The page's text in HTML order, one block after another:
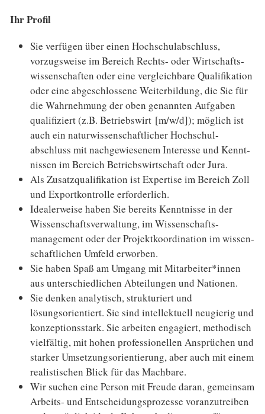
Ihr Profil
Sie verfügen über einen Hochschulabschluss,
vorzugsweise im Bereich Rechts- oder Wirt­schafts­
wissen­schaften oder eine vergleichbare Qualifi­kation
oder eine abgeschlos­sene Weiterbildung, die Sie für
die Wahrnehmung der oben genannten Aufgaben
qualifiziert (z.B. Betriebs­wirt [m/w/d]); möglich ist
auch ein natur­wissen­schaftlicher Hochschul­
abschluss mit nachgewiesenem Interesse und Kennt­
nissen im Bereich Betriebs­wirtschaft oder Jura.
Als Zusatzqualifikation ist Expertise im Bereich Zoll
und Exportkontrolle erforderlich.
Idealerweise haben Sie bereits Kenntnisse in der
Wissen­schafts­verwaltung, im Wissen­schafts­
management oder der Projekt­koordination im wissen­
schaftlichen Umfeld erworben.
Sie haben Spaß am Umgang mit Mitarbeiter*innen
aus unter­schied­lichen Abteilungen und Nationen.
Sie denken analytisch, strukturiert und
lösungsorientiert. Sie sind intellektuell neugierig und
kon­zep­tions­stark. Sie arbeiten engagiert, methodisch
vielfältig, mit hohen professionellen Ansprüchen und
starker Umsetzungs­orientierung, aber auch mit einem
realistischen Blick für das Machbare.
Wir suchen eine Person mit Freude daran, gemeinsam
Arbeits- und Entscheidungsprozesse voranzutreiben